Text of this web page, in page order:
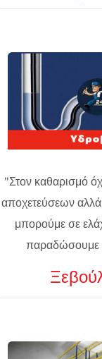
"Στον καθαρισμό
αποχετεύσεων
μπορούμε σε
παραδώσουμε